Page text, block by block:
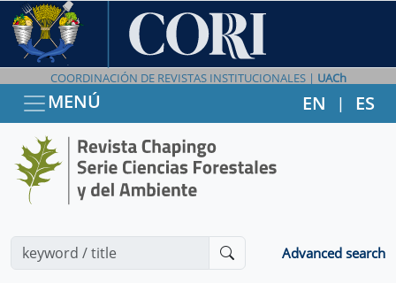
COORDINACIÓN DE REVISTAS INSTITUCIONALES | UACh
MENÚ EN | ES
Advanced search